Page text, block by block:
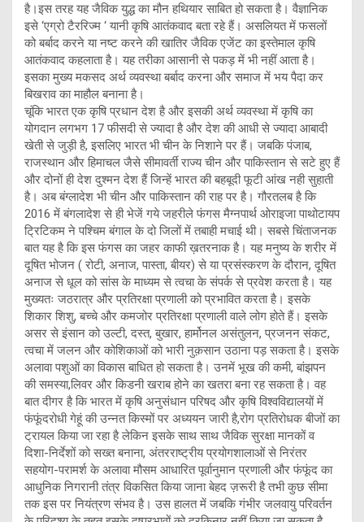
है।इस तरह यह जैविक युद्ध का मौन हथियार साबित हो सकता है। वैज्ञानिक
इसे ‘एग्रो टैररिज्म ‘ यानी कृषि आतंकवाद बता रहे हैं। असलियत में फसलों
को बर्बाद करने या नष्ट करने की खातिर जैविक एजेंट का इस्तेमाल कृषि
आतंकवाद कहलाता है। यह तरीका आसानी से पकड़ में भी नहीं आता है।
इसका मुख्य मकसद अर्थ व्यवस्था बर्बाद करना और समाज में भय पैदा कर
बिखराव का माहौल बनाना है।
चूंकि भारत एक कृषि प्रधान देश है और इसकी अर्थ व्यवस्था में कृषि का
योगदान लगभग 17 फीसदी से ज्यादा है और देश की आधी से ज्यादा आबादी
खेती से जुड़ी है, इसलिए भारत भी चीन के निशाने पर हैं। जबकि पंजाब,
राजस्थान और हिमाचल जैसे सीमावर्ती राज्य चीन और पाकिस्तान से सटे हुए हैं
और दोनों ही देश दुश्मन देश हैं जिन्हें भारत की बहबूदी फूटी आंख नही सुहाती
है। अब बंग्लादेश भी चीन और पाकिस्तान की राह पर है। गौरतलब है कि
2016 में बंगलादेश से ही भेजें गये जहरीले फंगस मैग्नपार्थ ओराइजा पाथोटायप
ट्रिटिकम ने पश्चिम बंगाल के दो जिलों में तबाही मचाई थी। सबसे चिंताजनक
बात यह है कि इस फंगस का जहर काफी ख़तरनाक है। यह मनुष्य के शरीर में
दूषित भोजन ( रोटी, अनाज, पास्ता, बीयर) से या प्रसंस्करण के दौरान, दूषित
अनाज से धूल को सांस के माध्यम से त्वचा के संपर्क से प्रवेश करता है। यह
मुख्यतः जठरात्र और प्रतिरक्षा प्रणाली को प्रभावित करता है। इसके
शिकार शिशु, बच्चे और कमजोर प्रतिरक्षा प्रणाली वाले लोग होते हैं। इसके
असर से इंसान को उल्टी, दस्त, बुखार, हार्मोनल असंतुलन, प्रजनन संकट,
त्वचा में जलन और कोशिकाओं को भारी नुक़सान उठाना पड़ सकता है। इसके
अलावा पशुओं का विकास बाधित हो सकता है। उनमें भूख की कमी, बांझपन
की समस्या,लिवर और किडनी खराब होने का खतरा बना रह सकता है। वह
बात दीगर है कि भारत में कृषि अनुसंधान परिषद और कृषि विश्वविद्यालयों में
फंफूंदरोधी गेहूं की उन्नत किस्मों पर अध्ययन जारी है,रोग प्रतिरोधक बीजों का
ट्रायल किया जा रहा है लेकिन इसके साथ साथ जैविक सुरक्षा मानकों व
दिशा-निर्देशों को सख्त बनाना, अंतरराष्ट्रीय प्रयोगशालाओं से निरंतर
सहयोग-परामर्श के अलावा मौसम आधारित पूर्वानुमान प्रणाली और फंफूंद का
आधुनिक निगरानी तंत्र विकसित किया जाना बेहद ज़रूरी है तभी कुछ सीमा
तक इस पर नियंत्रण संभव है। उस हालत में जबकि गंभीर जलवायु परिवर्तन